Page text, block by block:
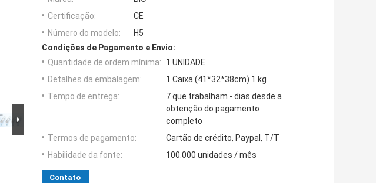
Certificação:
CE
Número do modelo:
H5
Condições de Pagamento e Envio:
Quantidade de ordem mínima:
1 UNIDADE
Detalhes da embalagem:
1 Caixa (41*32*38cm) 1 kg
Tempo de entrega:
7 que trabalham - dias desde a
obtenção do pagamento
completo
Termos de pagamento:
Cartão de crédito, Paypal, T/T
Habilidade da fonte:
100.000 unidades / mês
Contato